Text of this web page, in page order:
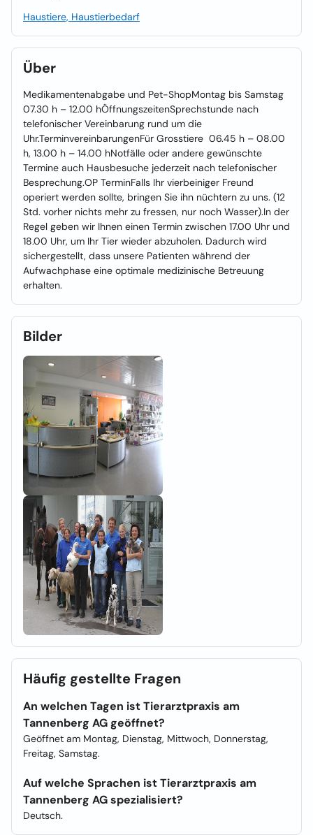
Haustiere, Haustierbedarf
Über
Medikamentenabgabe und Pet-ShopMontag bis Samstag
07.30 h – 12.00 hÖffnungszeitenSprechstunde nach
telefonischer Vereinbarung rund um die
Uhr.TerminvereinbarungenFür Grosstiere 06.45 h – 08.00
h, 13.00 h – 14.00 hNotfälle oder andere gewünschte
Termine auch Hausbesuche jederzeit nach telefonischer
Besprechung.OP TerminFalls Ihr vierbeiniger Freund
operiert werden sollte, bringen Sie ihn nüchtern zu uns. (12
Std. vorher nichts mehr zu fressen, nur noch Wasser).In der
Regel geben wir Ihnen einen Termin zwischen 17.00 Uhr und
18.00 Uhr, um Ihr Tier wieder abzuholen. Dadurch wird
sichergestellt, dass unsere Patienten während der
Aufwachphase eine optimale medizinische Betreuung
erhalten.
Bilder
Häufig gestellte Fragen
An welchen Tagen ist Tierarztpraxis am
Tannenberg AG geöffnet?
Geöffnet am Montag, Dienstag, Mittwoch, Donnerstag,
Freitag, Samstag.
Auf welche Sprachen ist Tierarztpraxis am
Tannenberg AG spezialisiert?
Deutsch.